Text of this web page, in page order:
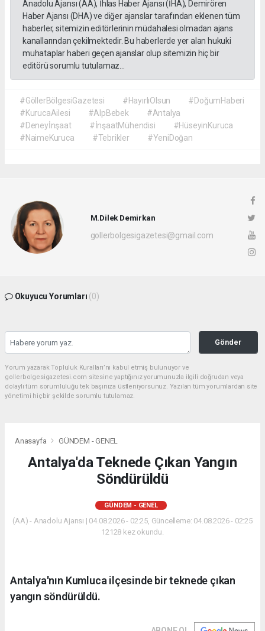
Anadolu Ajansı (AA), İhlas Haber Ajansı (İHA), Demirören
Haber Ajansı (DHA) ve diğer ajanslar tarafından eklenen tüm
haberler, sitemizin editörlerinin müdahalesi olmadan ajans
kanallarından çekilmektedir. Bu haberlerde yer alan hukuki
muhataplar haberi geçen ajanslar olup sitemizin hiç bir
editörü sorumlu tutulamaz...
#GöllerBölgesiGazetesi #HayırlıOlsun
#DoğumHaberi
#KurucaAilesi
#AlpBebek
#Antalya
#Deneyİnşaat
#İnşaatMühendisi
#HüseyinKuruca
#NaimeKuruca
#Tebrikler #YeniDoğan
M.Dilek Demirkan
gollerbolgesigazetesi@gmail.com
Okuyucu Yorumları (0)
Gönder
Yorum yazarak Topluluk Kuralları’nı kabul etmiş bulunuyor ve
gollerbolgesigazetesi.com sitesine yaptığınız yorumunuzla ilgili doğrudan veya
dolaylı tüm sorumluluğu tek başınıza üstleniyorsunuz. Yazılan tüm yorumlardan site
yönetimi hiçbir şekilde sorumlu tutulamaz.
Anasayfa GÜNDEM - GENEL
Antalya'da Teknede Çıkan Yangın
Söndürüldü
GÜNDEM - GENEL
(AA) - Anadolu Ajansı | 04.08.2026 - 02:25, Güncelleme: 04.08.2026 - 02:25
12128 kez okundu.
Antalya'nın Kumluca ilçesinde bir teknede çıkan
yangın söndürüldü.